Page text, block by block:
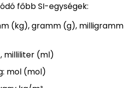
főbb SI-egységek:
(kg), gramm (g), milligramm
milliliter (ml)
mol (mol)